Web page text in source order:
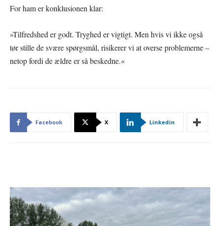
For ham er konklusionen klar:
»Tilfredshed er godt. Tryghed er vigtigt. Men hvis vi ikke også
tør stille de svære spørgsmål, risikerer vi at overse problemerne –
netop fordi de ældre er så beskedne.«
Facebook X Linkedin